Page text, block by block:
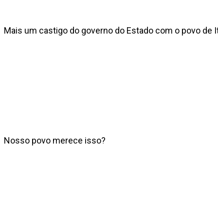
Mais um castigo do governo do Estado com o povo de
Nosso povo merece isso?